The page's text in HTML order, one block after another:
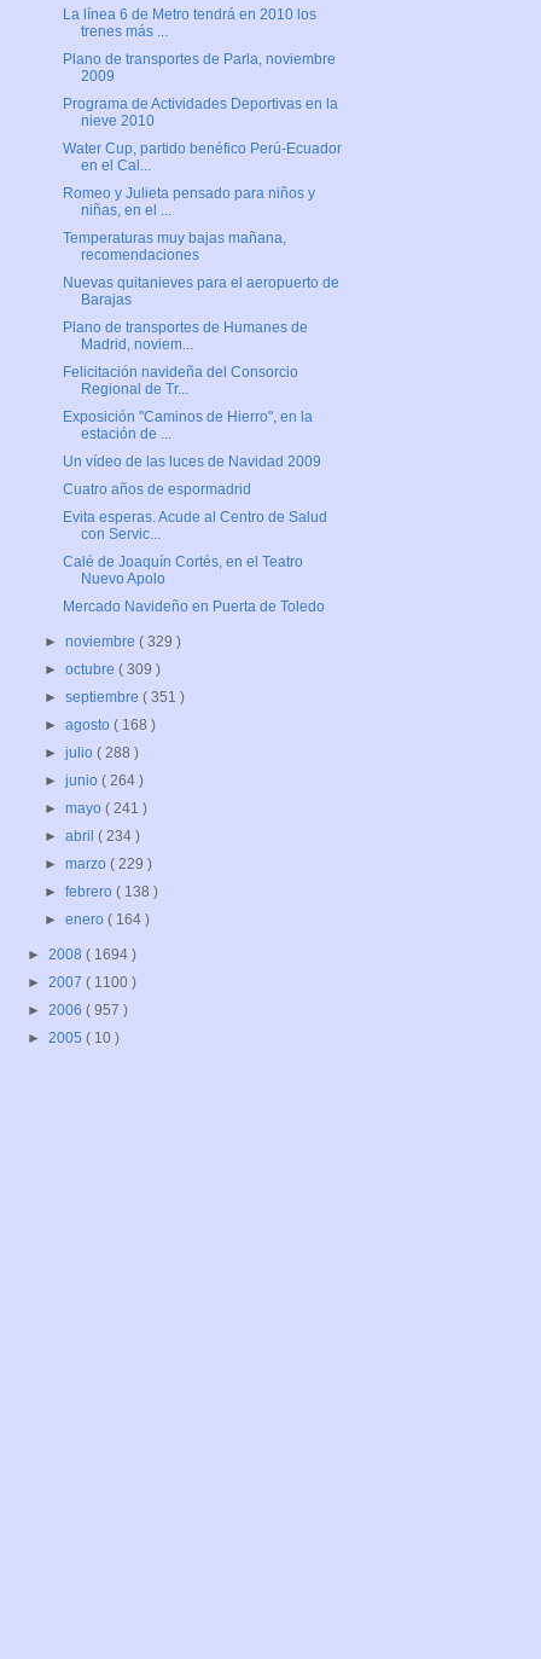
La línea 6 de Metro tendrá en 2010 los
trenes más ...
Plano de transportes de Parla, noviembre
2009
Programa de Actividades Deportivas en la
nieve 2010
Water Cup, partido benéfico Perú-Ecuador
en el Cal...
Romeo y Julieta pensado para niños y
niñas, en el ...
Temperaturas muy bajas mañana,
recomendaciones
Nuevas quitanieves para el aeropuerto de
Barajas
Plano de transportes de Humanes de
Madrid, noviem...
Felicitación navideña del Consorcio
Regional de Tr...
Exposición "Caminos de Hierro", en la
estación de ...
Un vídeo de las luces de Navidad 2009
Cuatro años de espormadrid
Evita esperas. Acude al Centro de Salud
con Servic...
Calé de Joaquín Cortés, en el Teatro
Nuevo Apolo
Mercado Navideño en Puerta de Toledo
►noviembre( 329 )
►octubre( 309 )
►septiembre( 351 )
►agosto( 168 )
►julio( 288 )
►junio( 264 )
►mayo( 241 )
►abril( 234 )
►marzo( 229 )
►febrero( 138 )
►enero( 164 )
► 2008 ( 1694 )
► 2007 ( 1100 )
► 2006 ( 957 )
► 2005 ( 10 )